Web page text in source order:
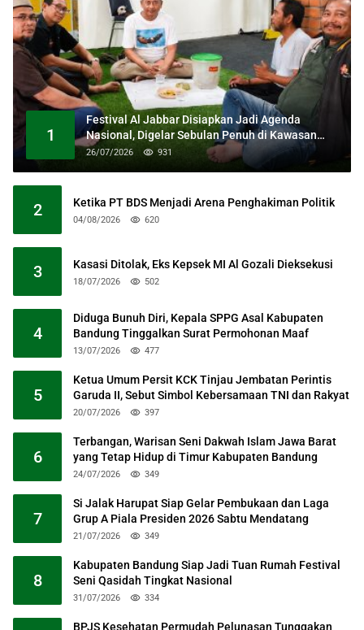
1
Festival Al Jabbar Disiapkan Jadi Agenda
Nasional, Digelar Sebulan Penuh di Kawasan
Masjid Raya Al Jabbar
26/07/2026 931
2 Ketika PT BDS Menjadi Arena Penghakiman Politik
04/08/2026 620
3 Kasasi Ditolak, Eks Kepsek MI Al Gozali Dieksekusi
18/07/2026 502
4
Diduga Bunuh Diri, Kepala SPPG Asal Kabupaten
Bandung Tinggalkan Surat Permohonan Maaf
13/07/2026 477
5
Ketua Umum Persit KCK Tinjau Jembatan Perintis
Garuda II, Sebut Simbol Kebersamaan TNI dan Rakyat
20/07/2026 397
6
Terbangan, Warisan Seni Dakwah Islam Jawa Barat
yang Tetap Hidup di Timur Kabupaten Bandung
24/07/2026 349
7
Si Jalak Harupat Siap Gelar Pembukaan dan Laga
Grup A Piala Presiden 2026 Sabtu Mendatang
21/07/2026 349
8
Kabupaten Bandung Siap Jadi Tuan Rumah Festival
Seni Qasidah Tingkat Nasional
31/07/2026 334
BPJS Kesehatan Permudah Pelunasan Tunggakan